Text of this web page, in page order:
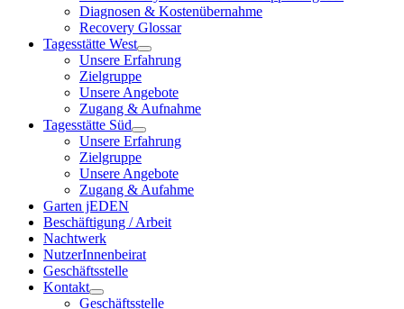
Diagnosen & Kostenübernahme
Recovery Glossar
Tagesstätte West
Unsere Erfahrung
Zielgruppe
Unsere Angebote
Zugang & Aufnahme
Tagesstätte Süd
Unsere Erfahrung
Zielgruppe
Unsere Angebote
Zugang & Aufahme
Garten jEDEN
Beschäftigung / Arbeit
Nachtwerk
NutzerInnenbeirat
Geschäftsstelle
Kontakt
Geschäftsstelle